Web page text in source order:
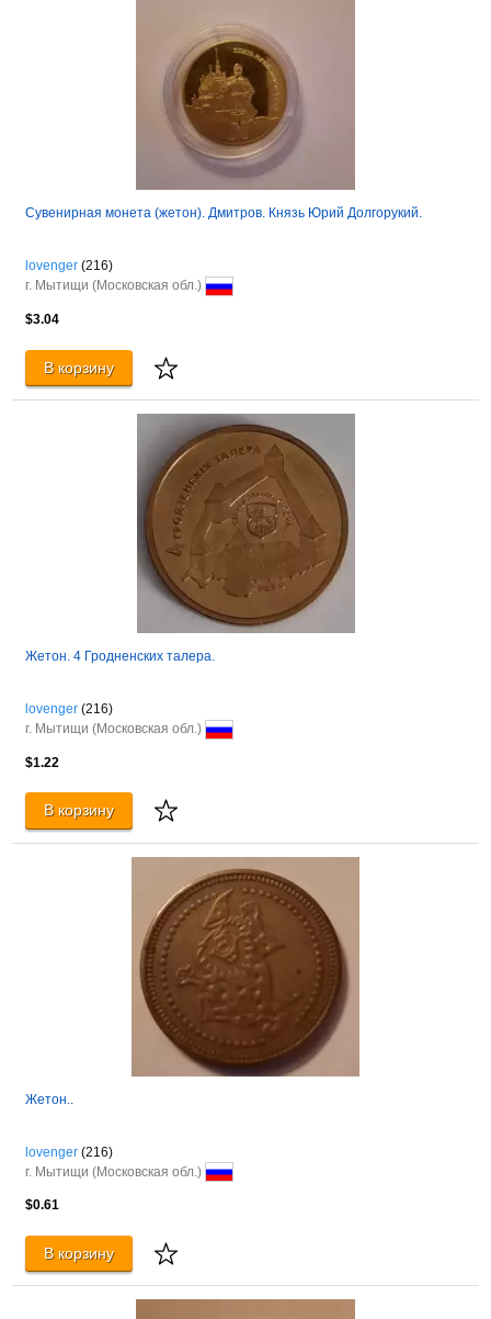
Сувенирная монета (жетон). Дмитров. Князь Юрий Долгорукий.
lovenger (216)
г. Мытищи (Московская обл.)
$3.04
В корзину
Жетон. 4 Гродненских талера.
lovenger (216)
г. Мытищи (Московская обл.)
$1.22
В корзину
Жетон..
lovenger (216)
г. Мытищи (Московская обл.)
$0.61
В корзину